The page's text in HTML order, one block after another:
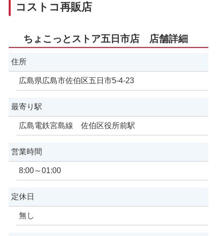
コストコ再販店
ちょこっとストア五日市店 店舗詳細
住所
広島県広島市佐伯区五日市5-4-23
最寄り駅
広島電鉄宮島線 佐伯区役所前駅
営業時間
8:00～01:00
定休日
無し